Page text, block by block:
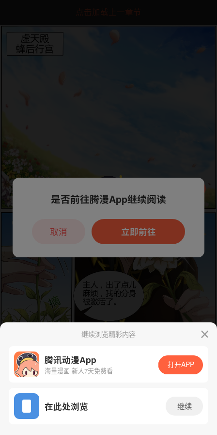
点击加载上一章节
App免费看
下一话 腾漫App免费看
继续浏览精彩内容
腾讯动漫App
海量漫画 新人7天免费看
打开APP
在此处浏览 继续
本章节仅支持App阅读，可打开App新用
户7天免费看
是否前往腾漫App继续阅读
立即前往
取消